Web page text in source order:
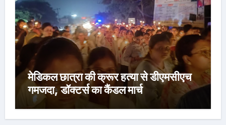
मेडिकल छात्रा की क्रूर हत्या से डीएमसीएच
गमजदा, डॉक्टर्स का कैंडल मार्च